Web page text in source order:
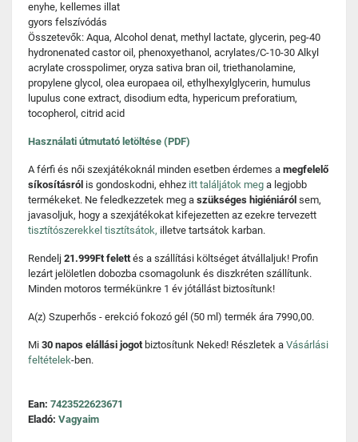
enyhe, kellemes illat
gyors felszívódás
Összetevők: Aqua, Alcohol denat, methyl lactate, glycerin, peg-40
hydronenated castor oil, phenoxyethanol, acrylates/C-10-30 Alkyl
acrylate crosspolimer, oryza sativa bran oil, triethanolamine,
propylene glycol, olea europaea oil, ethylhexylglycerin, humulus
lupulus cone extract, disodium edta, hypericum preforatium,
tocopherol, citrid acid
Használati útmutató letöltése (PDF)
A férfi és női szexjátékoknál minden esetben érdemes a megfelelő
síkosításról is gondoskodni, ehhez itt találjátok meg a legjobb
termékeket. Ne feledkezzetek meg a szükséges higiéniáról sem,
javasoljuk, hogy a szexjátékokat kifejezetten az ezekre tervezett
tisztítószerekkel tisztítsátok, illetve tartsátok karban.
Rendelj 21.999Ft felettés a szállítási költséget átvállaljuk! Profin
lezárt jelöletlen dobozba csomagolunk és diszkréten szállítunk.
Minden motoros termékünkre 1 év jótállást biztosítunk!
A(z) Szuperhős - erekció fokozó gél (50 ml) termék ára 7990,00.
Mi 30 napos elállási jogot biztosítunk Neked! Részletek a Vásárlási
feltételek-ben.
Ean: 7423522623671
Eladó: Vagyaim